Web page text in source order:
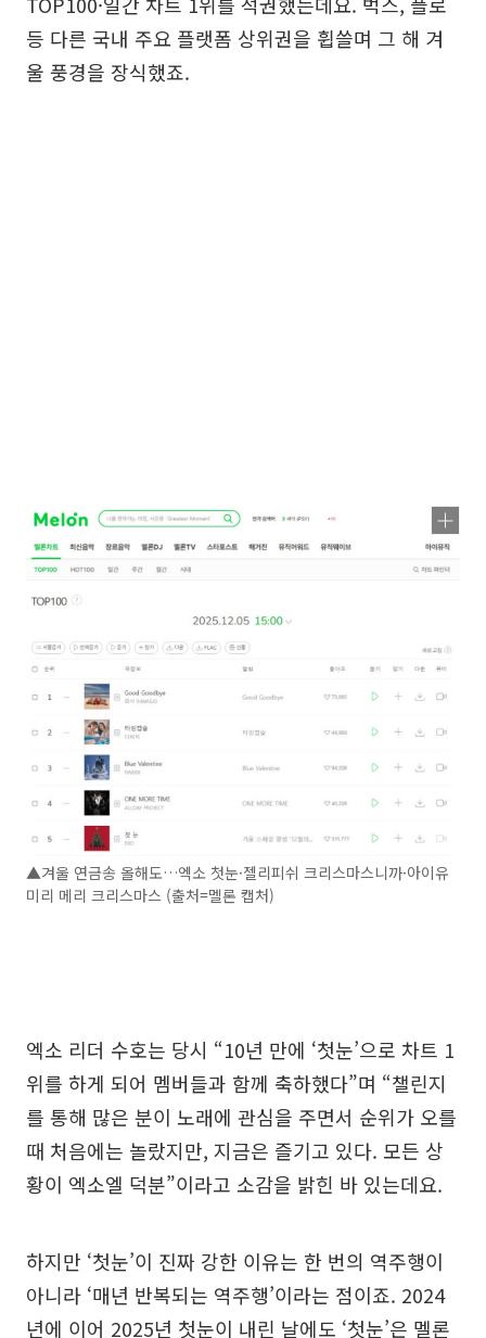
등 다른 국내 주요 플랫폼 상위권을 휩쓸며 그 해 겨
울 풍경을 장식했죠.
▲겨울 연금송 올해도…엑소 첫눈·젤리피쉬 크리스마스니까·아이유
미리 메리 크리스마스 (출처=멜론 캡처)
엑소 리더 수호는 당시 “10년 만에 ‘첫눈’으로 차트 1
위를 하게 되어 멤버들과 함께 축하했다”며 “챌린지
를 통해 많은 분이 노래에 관심을 주면서 순위가 오를
때 처음에는 놀랐지만, 지금은 즐기고 있다. 모든 상
황이 엑소엘 덕분”이라고 소감을 밝힌 바 있는데요.
하지만 ‘첫눈’이 진짜 강한 이유는 한 번의 역주행이
아니라 ‘매년 반복되는 역주행’이라는 점이죠. 2024
년에 이어 2025년 첫눈이 내린 날에도 ‘첫눈’은 멜론